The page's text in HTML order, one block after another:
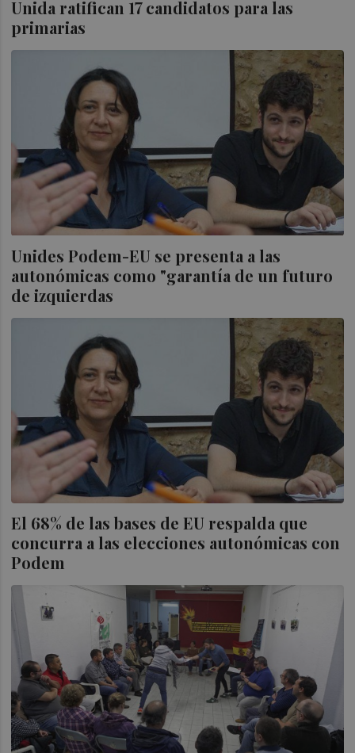
Unida ratifican 17 candidatos para las
primarias
Unides Podem-EU se presenta a las
autonómicas como "garantía de un futuro
de izquierdas
El 68% de las bases de EU respalda que
concurra a las elecciones autonómicas con
Podem